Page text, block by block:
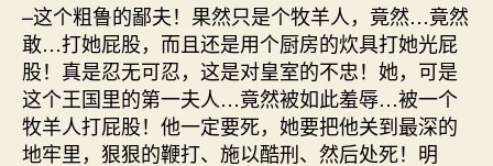
–这个粗鲁的鄙夫！果然只是个牧羊人，竟然…竟然
敢…打她屁股，而且还是用个厨房的炊具打她光屁
股！真是忍无可忍，这是对皇室的不忠！她，可是
这个王国里的第一夫人…竟然被如此羞辱…被一个
牧羊人打屁股！他一定要死，她要把他关到最深的
地牢里，狠狠的鞭打、施以酷刑、然后处死！明